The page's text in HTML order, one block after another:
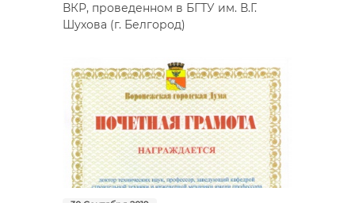
ВКР, проведенном в БГТУ им. В.Г.
Шухова (г. Белгород)